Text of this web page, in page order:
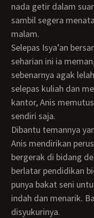
nada getir dalam
sambil segera
malam.
Selepas Isya’an bersama, Mas Iqbal segera terlelap,
seharian ini ia
sebenarnya agak
selepas kuliah dan
kantor, Anis
sendiri saja.
Dibantu temannya yang seorang notaris, akhirnya
Anis mendirikan
bergerak di bidang
berlatar pendidikan
punya bakat seni
indah dan menarik.
disyukurinya.